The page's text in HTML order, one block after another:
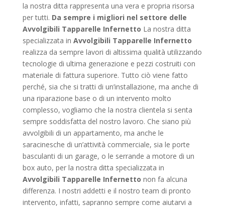
la nostra ditta rappresenta una vera e propria risorsa
per tutti. Da sempre i migliori nel settore delle
Avvolgibili Tapparelle Infernetto La nostra ditta
specializzata in Avvolgibili Tapparelle Infernetto
realizza da sempre lavori di altissima qualità utilizzando
tecnologie di ultima generazione e pezzi costruiti con
materiale di fattura superiore. Tutto ciò viene fatto
perché, sia che si tratti di un’installazione, ma anche di
una riparazione base o di un intervento molto
complesso, vogliamo che la nostra clientela si senta
sempre soddisfatta del nostro lavoro. Che siano più
avvolgibili di un appartamento, ma anche le
saracinesche di un’attività commerciale, sia le porte
basculanti di un garage, o le serrande a motore di un
box auto, per la nostra ditta specializzata in
Avvolgibili Tapparelle Infernetto non fa alcuna
differenza. I nostri addetti e il nostro team di pronto
intervento, infatti, sapranno sempre come aiutarvi a